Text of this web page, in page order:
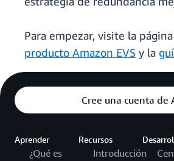
Para empezar, visite la
producto Amazon EVS y la
Cree una cuenta de
Aprender
¿Qué es
Recursos
Introducción